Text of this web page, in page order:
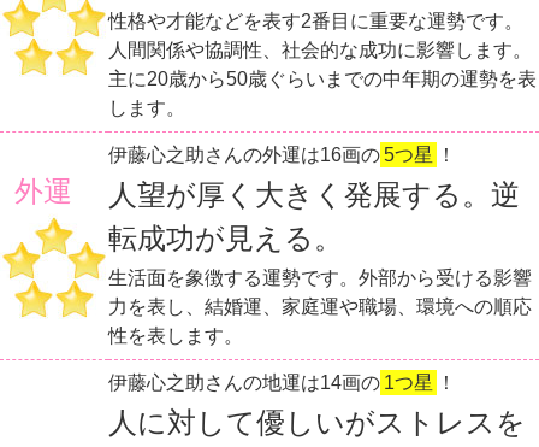
性格や才能などを表す2番目に重要な運勢です。
人間関係や協調性、社会的な成功に影響します。
主に20歳から50歳ぐらいまでの中年期の運勢を表
します。
外運
伊藤心之助さんの外運は16画の5つ星 ！
人望が厚く大きく発展する。逆
転成功が見える。
生活面を象徴する運勢です。外部から受ける影響
力を表し、結婚運、家庭運や職場、環境への順応
性を表します。
伊藤心之助さんの地運は14画の 1つ星 ！
人に対して優しいがストレスを